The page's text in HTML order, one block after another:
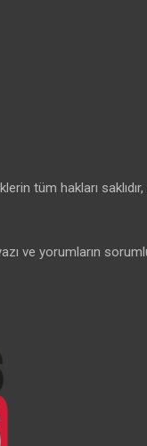
tüm hakları
ve yorumların